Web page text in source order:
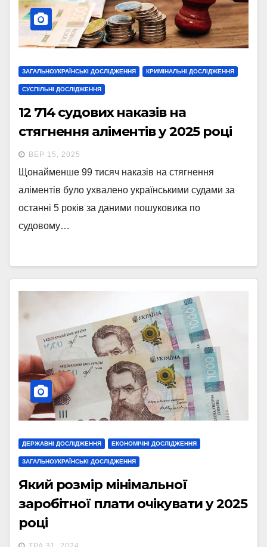
ЗАГАЛЬНОУКРАЇНСЬКІ ДОСЛІДЖЕННЯ КРИМІНАЛЬНІ ДОСЛІДЖЕННЯ
СУСПІЛЬНІ ДОСЛІДЖЕННЯ
12 714 судових наказів на
стягнення аліментів у 2025 році
ВЕР 15, 2025
Щонайменше 99 тисяч наказів на стягнення
аліментів було ухвалено українськими судами за
останні 5 років за даними пошуковика по
судовому…
ДЕРЖАВНІ ДОСЛІДЖЕННЯ ЕКОНОМІЧНІ ДОСЛІДЖЕННЯ
ЗАГАЛЬНОУКРАЇНСЬКІ ДОСЛІДЖЕННЯ
Який розмір мінімальної
заробітної плати очікувати у 2025
році